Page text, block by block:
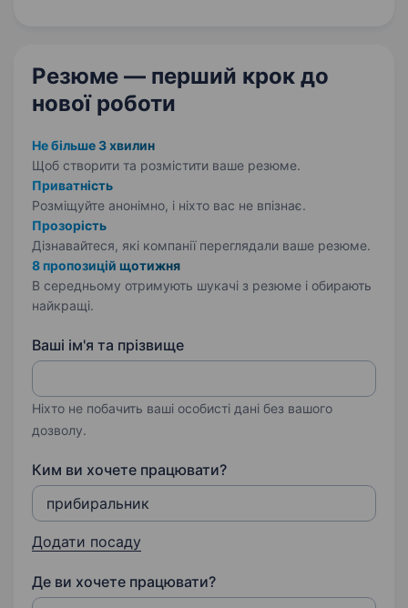
Резюме — перший крок до
нової роботи
Не більше 3 хвилин
Щоб створити та розмістити ваше резюме.
Приватність
Розміщуйте анонімно, і ніхто вас не впізнає.
Прозорість
Дізнавайтеся, які компанії переглядали ваше резюме.
8 пропозицій щотижня
В середньому отримують шукачі з резюме і обирають
найкращі.
Ваші ім'я та прізвище
Ніхто не побачить ваші особисті дані без вашого
дозволу.
Ким ви хочете працювати?
Додати посаду
Де ви хочете працювати?